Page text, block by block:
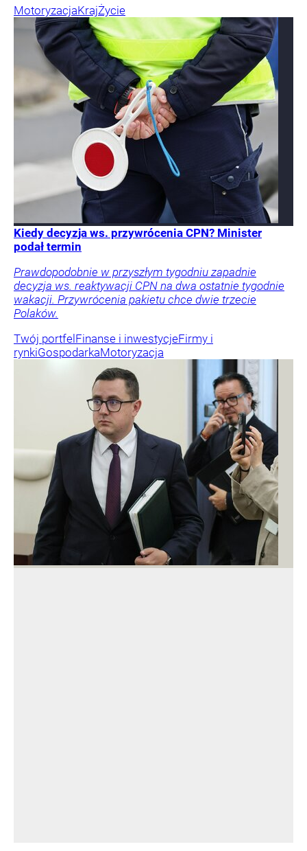
MotoryzacjaKrajŻycie
Kiedy decyzja ws. przywrócenia CPN? Minister
podał termin
Prawdopodobnie w przyszłym tygodniu zapadnie
decyzja ws. reaktywacji CPN na dwa ostatnie tygodnie
wakacji. Przywrócenia pakietu chce dwie trzecie
Polaków.
Twój portfel Finanse i inwestycjeFirmy i
rynkiGospodarkaMotoryzacja